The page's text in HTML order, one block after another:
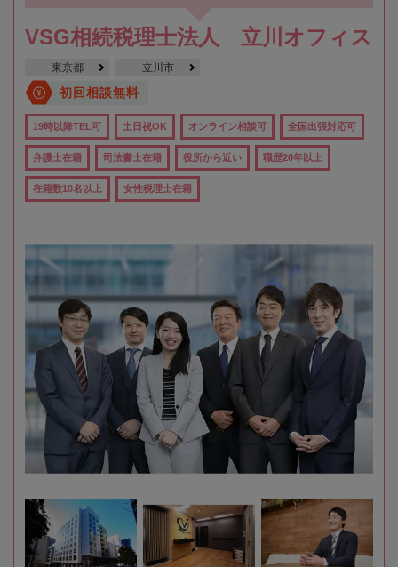
VSG相続税理士法人 立川オフィス
東京都 立川市
初回相談無料
19時以降TEL可 土日祝OK オンライン相談可 全国出張対応可
弁護士在籍 司法書士在籍 役所から近い 職歴20年以上
在籍数10名以上 女性税理士在籍